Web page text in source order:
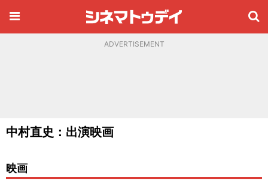
ADVERTISEMENT
中村直史：出演映画
映画